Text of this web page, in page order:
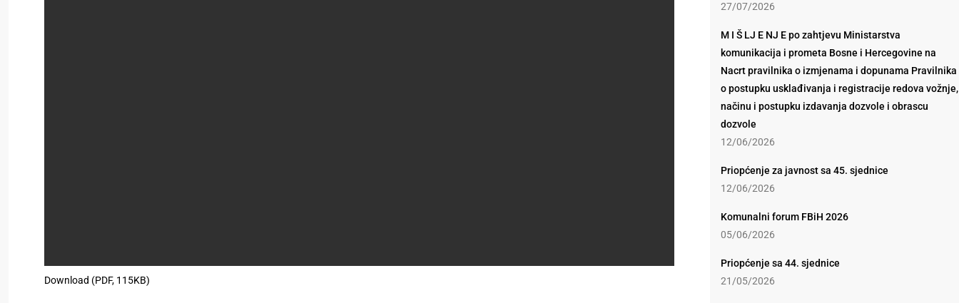
Download (PDF, 115KB)
27/07/2026
M I Š LJ E NJ E po zahtjevu Ministarstva
komunikacija i prometa Bosne i Hercegovine na
Nacrt pravilnika o izmjenama i dopunama Pravilnika
o postupku usklađivanja i registracije redova vožnje,
načinu i postupku izdavanja dozvole i obrascu
dozvole
12/06/2026
Priopćenje za javnost sa 45. sjednice
12/06/2026
Komunalni forum FBiH 2026
05/06/2026
Priopćenje sa 44. sjednice
21/05/2026